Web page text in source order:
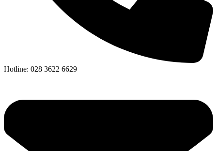
Hotline: 028 3622 6629